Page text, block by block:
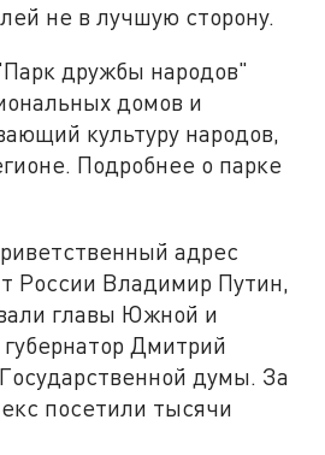
не в лучшую сторону.
дружбы народов"
домов и
культуру народов,
Подробнее о парке
адрес
России Владимир Путин,
главы Южной и
Дмитрий
думы. За
посетили тысячи